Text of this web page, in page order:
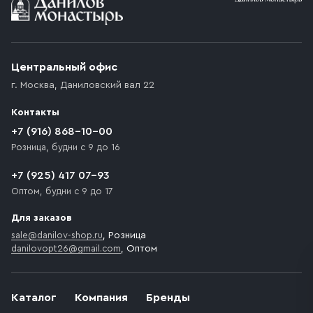
Условия доставки
возникают препятствия для подъезда автомобиля,
которое максимально близко к месту запланированной
движения. Если на территории места назначения
доставки предусмотрен платный въезд, то Покупателю
необходимо компенсировать стоимость въезда
Каталог Компания Бренды
Центральный офис
г. Москва, Даниловский вал 22
Контакты
+7 (916) 868-10-00
Розница, будни с 9 до 16
+7 (925) 417 07-93
Оптом, будни с 9 до 17
Для заказов
sale@danilov-shop.ru, Розница
danilovopt26@gmail.com, Оптом